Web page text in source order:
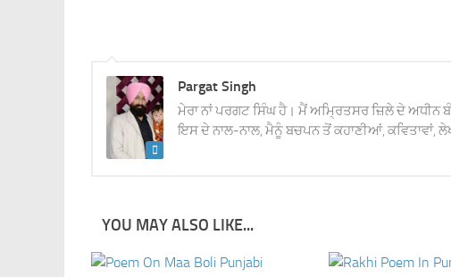
Pargat Singh
ਮੇਰਾ ਨਾਂ ਪਰਗਟ ਸਿੰਘ ਹੈ। ਮੈਂ ਅਮ੍ਰਿਤਸਰ ਜ਼ਿਲੇ ਦੇ ਅਧੀਨ
ਇਸ ਦੇ ਨਾਲ-ਨਾਲ, ਮੈਨੂੰ ਬਚਪਨ ਤੋਂ ਕਹਾਣੀਆਂ, ਕਵਿਤਾਵਾਂ,
YOU MAY ALSO LIKE...